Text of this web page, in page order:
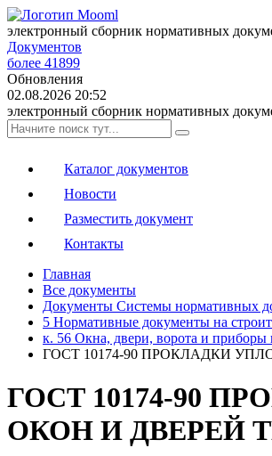
электронный сборник нормативных
Документов
более 41899
Обновления
02.08.2026 20:52
электронный сборник нормативных
Каталог документов
Новости
Разместить документ
Контакты
Главная
Все документы
Документы Системы нормативных
5 Нормативные документы на
к. 56 Окна, двери, ворота и приборы
ГОСТ 10174-90 ПРОКЛАДКИ
ГОСТ 10174-90
ОКОН И ДВЕРЕЙ